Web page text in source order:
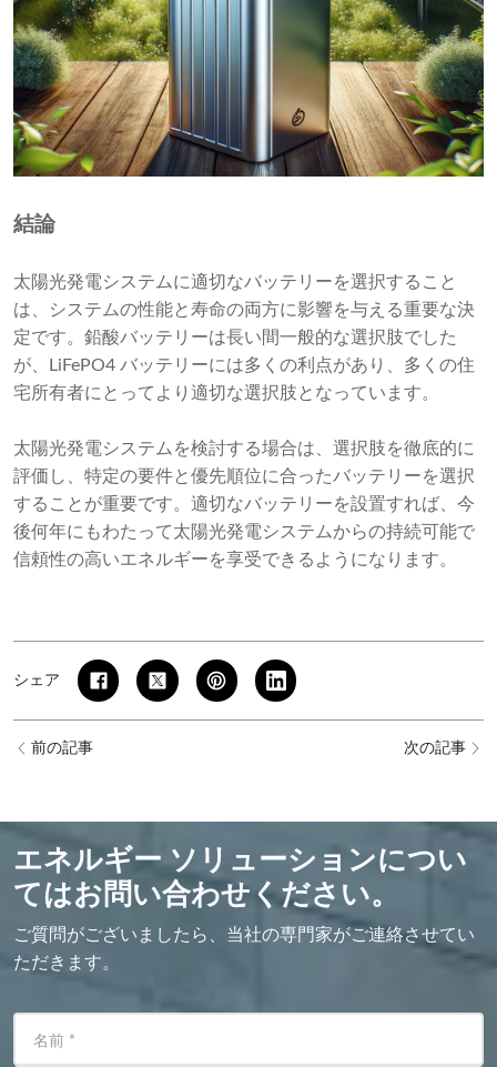
結論
太陽光発電システムに適切なバッテリーを選択すること
は、システムの性能と寿命の両方に影響を与える重要な決
定です。鉛酸バッテリーは長い間一般的な選択肢でした
が、LiFePO4 バッテリーには多くの利点があり、多くの住
宅所有者にとってより適切な選択肢となっています。
太陽光発電システムを検討する場合は、選択肢を徹底的に
評価し、特定の要件と優先順位に合ったバッテリーを選択
することが重要です。適切なバッテリーを設置すれば、今
後何年にもわたって太陽光発電システムからの持続可能で
信頼性の高いエネルギーを享受できるようになります。
シェア
前の記事 次の記事
エネルギー ソリューションについ
てはお問い合わせください。
ご質問がございましたら、当社の専門家がご連絡させてい
ただきます。
名前 *